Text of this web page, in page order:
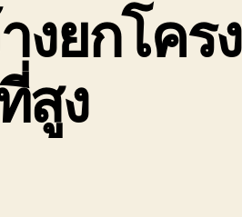
งยกโครง
สูง